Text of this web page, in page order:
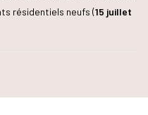
résidentiels neufs (15 juillet